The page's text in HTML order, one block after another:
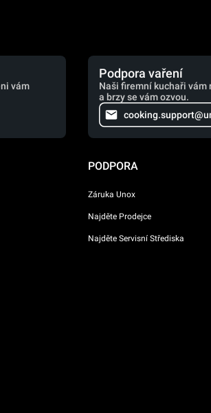
vám
Podpora vaření
Naši firemní kuchaři vám
a brzy se vám ozvou.
PODPORA
Záruka Unox
Najděte Prodejce
Najděte Servisní Střediska